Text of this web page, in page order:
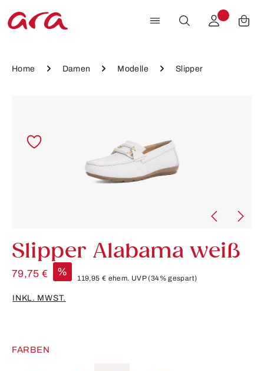
Zum Hauptinhalt springen
Home Damen Modelle Slipper
Slipper Alabama weiß
79,75 € %
119,95 € ehem. UVP(34% gespart)
INKL. MWST.
FARBEN